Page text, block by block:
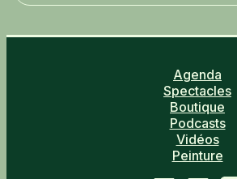
Agenda
Spectacles
Boutique
Podcasts
Vidéos
Peinture